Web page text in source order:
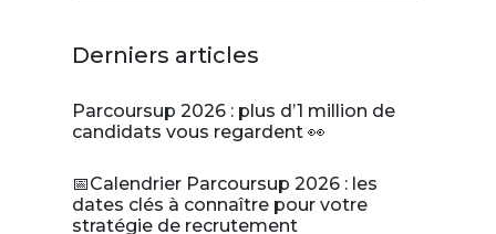
Derniers articles
Parcoursup 2026 : plus d’1 million de
candidats vous regardent 👀
📅Calendrier Parcoursup 2026 : les
dates clés à connaître pour votre
stratégie de recrutement